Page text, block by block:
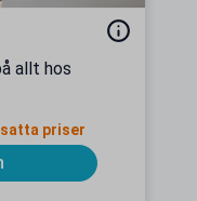
allt hos
priser